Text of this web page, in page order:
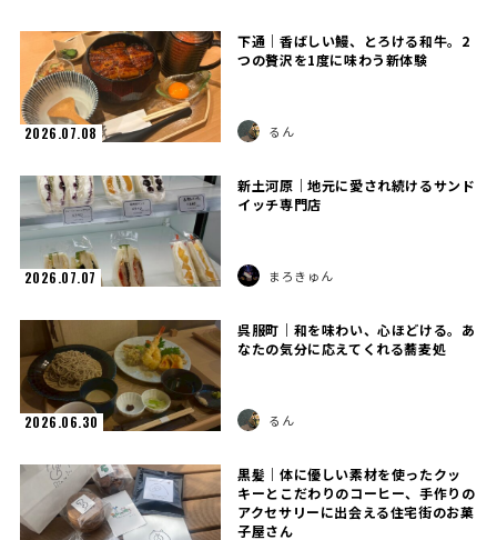
2026.07.08
下通｜香ばしい鰻、とろける和牛。2
つの贅沢を1度に味わう新体験
るん
2026.07.07
新土河原｜地元に愛され続けるサンド
イッチ専門店
まろきゅん
2026.06.30
呉服町｜和を味わい、心ほどける。あ
なたの気分に応えてくれる蕎麦処
るん
黒髪｜体に優しい素材を使ったクッ
キーとこだわりのコーヒー、手作りの
アクセサリーに出会える住宅街のお菓
子屋さん